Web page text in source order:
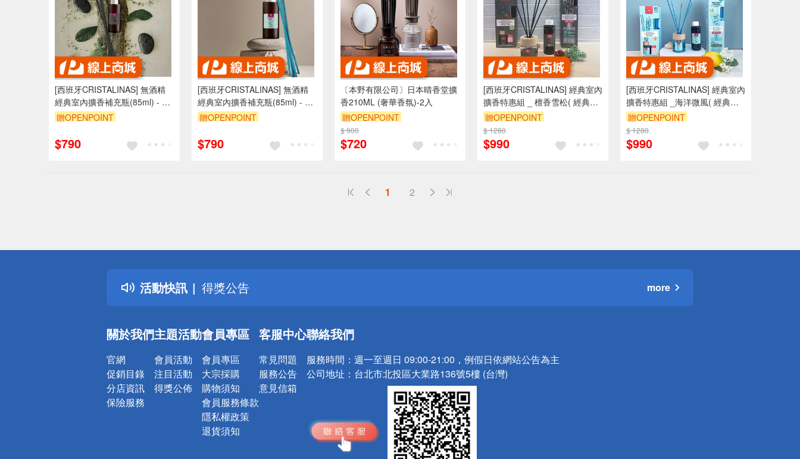
[西班牙CRISTALINAS] 無酒精
經典室內擴香補充瓶(85ml) - 檀
香雪松 木質調 秋冬 香氛 擴香
贈OPENPOINT
$790
[西班牙CRISTALINAS] 無酒精
經典室內擴香補充瓶(85ml) - 海
洋微風 擴香瓶 清新香調 海洋香
贈OPENPOINT
$790
〔本野有限公司〕日本晴香堂擴
香210ML (奢華香氛)-2入
贈OPENPOINT
$ 900
$720
[西班牙CRISTALINAS] 經典室內
擴香特惠組 _ 檀香雪松( 經典
35ml+ 補充瓶85ml) 無酒精 木質
調 香氛 擴香 雪松
贈OPENPOINT
$ 1280
$990
[西班牙CRISTALINAS] 經典室內
擴香特惠組 _海洋微風( 經典
35ml+ 補充瓶85ml) 無酒精 擴香
瓶 清新香調 海洋香調 佛手柑
贈OPENPOINT
$ 1280
$990
1 2
活動快訊
詐騙網頁！請小心！
得獎公告
熱門話題
銀行優惠
詐騙網頁！請小心！
more
關於我們
官網
促銷目錄
分店資訊
保險服務
主題活動
會員活動
注目活動
得獎公佈
會員專區
會員專區
大宗採購
購物須知
會員服務條款
隱私權政策
退貨須知
客服中心
常見問題
服務公告
意見信箱
聯絡我們
服務時間： 週一至週日 09:00-21:00，例假日依網站公告為主
公司地址： 台北市北投區大業路136號5樓 (台灣)